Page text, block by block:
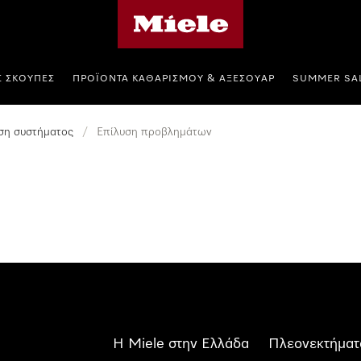
ΣΚΟΎΠΕΣ ΠΡΟΪΌΝΤΑ ΚΑΘΑΡΙΣΜΟΎ & ΑΞΕΣΟΥΆΡ SUMMER
συστήματος / Επίλυση προβλημάτων
Η Miele στην Ελλάδα